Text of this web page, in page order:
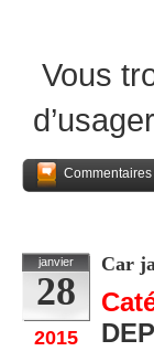
Vous
Commentaires
janvier
28
2015
Car